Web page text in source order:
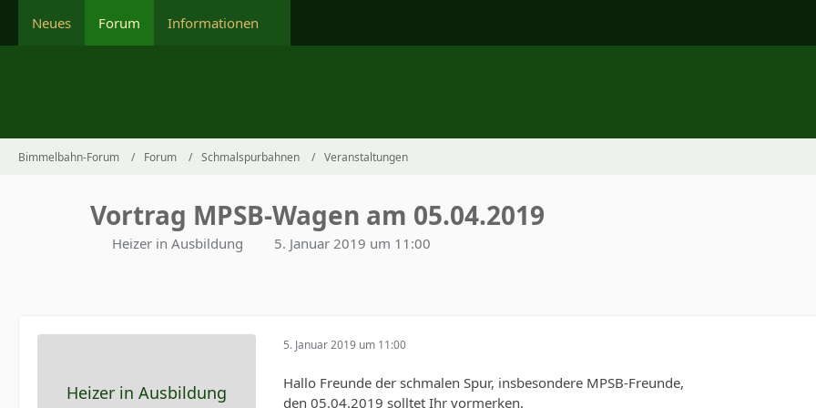
Neues Forum Informationen
Bimmelbahn-Forum Forum Schmalspurbahnen Veranstaltungen
Vortrag MPSB-Wagen am 05.04.2019
Heizer in Ausbildung 5. Januar 2019 um 11:00
Heizer in Ausbildung
5. Januar 2019 um 11:00
Hallo Freunde der schmalen Spur, insbesondere MPSB-Freunde,
den 05.04.2019 solltet Ihr vormerken.